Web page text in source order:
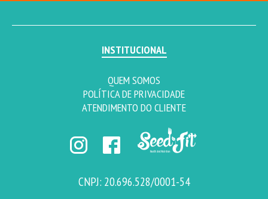
INSTITUCIONAL
QUEM SOMOS
POLÍTICA DE PRIVACIDADE
ATENDIMENTO DO CLIENTE
CNPJ: 20.696.528/0001-54